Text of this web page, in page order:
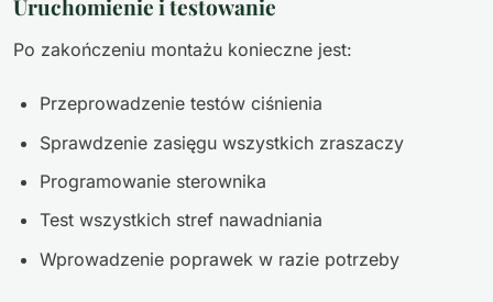
Uruchomienie i testowanie
Po zakończeniu montażu konieczne jest:
Przeprowadzenie testów ciśnienia
Sprawdzenie zasięgu wszystkich zraszaczy
Programowanie sterownika
Test wszystkich stref nawadniania
Wprowadzenie poprawek w razie potrzeby